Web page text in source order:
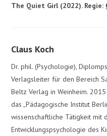
The Quiet Girl (2022). Regie:
Claus Koch
Dr. phil. (Psychologie),
Verlagsleiter für den Bereich
Beltz Verlag in Weinheim.
das „Pädagogische Institut
wissenschaftliche Tätigkeit mit
Entwicklungspsychologie des